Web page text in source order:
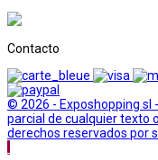
Contacto
© 2026 - Exposhopping sl
parcial de cualquier texto
derechos reservados por